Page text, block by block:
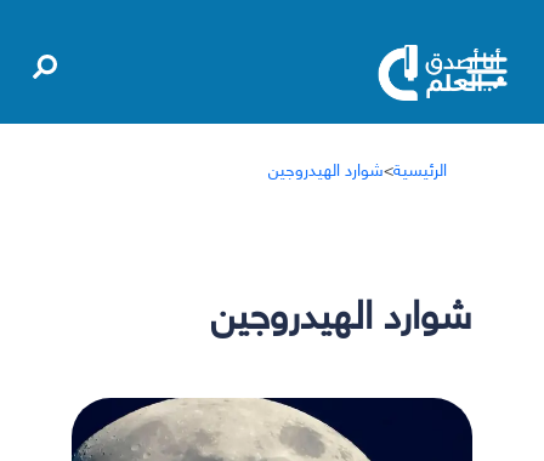
الرئيسية>شوارد الهيدروجين
شوارد الهيدروجين